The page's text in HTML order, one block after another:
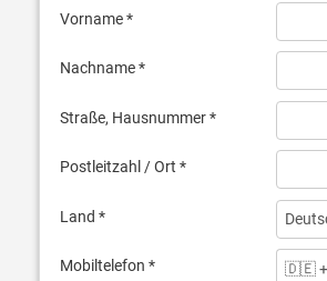
Vorname *
Nachname *
Straße, Hausnummer *
Postleitzahl / Ort *
Land *
Mobiltelefon *